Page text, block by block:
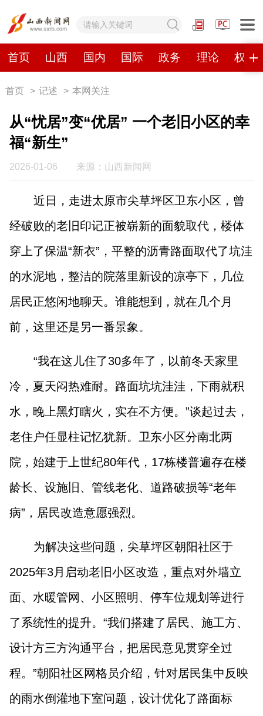
首页 山西 国内 国际 政务 理论 权威
网站地图
首页 山西
政务 理论 权威发布 原创
山西视觉志
山西市场导报 山西法治报
地方频道
大同 朔州 吕梁
晋中 阳泉 长治 晋城
临汾 运城
行业频道
首页 > 记述 > 本网关注
从“忧居”变“优居” 一个老旧小区的幸
福“新生”
2026-01-06 来源：山西新闻网
近日，走进太原市尖草坪区卫东小区，曾
经破败的老旧印记正被崭新的面貌取代，楼体
穿上了保温“新衣”，平整的沥青路面取代了坑洼
的水泥地，整洁的院落里新设的凉亭下，几位
居民正悠闲地聊天。谁能想到，就在几个月
前，这里还是另一番景象。
“我在这儿住了30多年了，以前冬天家里
冷，夏天闷热难耐。路面坑坑洼洼，下雨就积
水，晚上黑灯瞎火，实在不方便。”谈起过去，
老住户任显柱记忆犹新。卫东小区分南北两
院，始建于上世纪80年代，17栋楼普遍存在楼
龄长、设施旧、管线老化、道路破损等“老年
病”，居民改造意愿强烈。
为解决这些问题，尖草坪区朝阳社区于
2025年3月启动老旧小区改造，重点对外墙立
面、水暖管网、小区照明、停车位规划等进行
了系统性的提升。“我们搭建了居民、施工方、
设计方三方沟通平台，把居民意见贯穿全过
程。”朝阳社区网格员介绍，针对居民集中反映
的雨水倒灌地下室问题，设计优化了路面标